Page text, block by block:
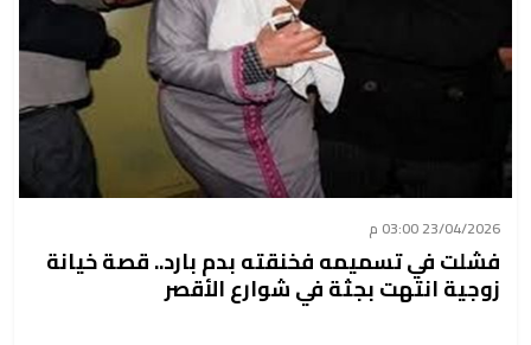
23/04/2026 03:00 م
فشلت في تسميمه فخنقته بدم بارد.. قصة خيانة
زوجية انتهت بجثة في شوارع الأقصر